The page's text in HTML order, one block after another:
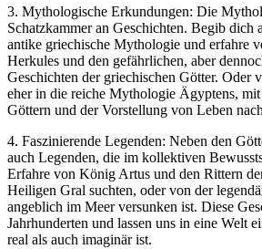
3. Mythologische Erkundungen: Die
Schatzkammer an Geschichten. Begib dich
antike griechische Mythologie und erfahre
Herkules und den gefährlichen, aber
Geschichten der griechischen Götter. Oder
eher in die reiche Mythologie Ägyptens, mit
Göttern und der Vorstellung von Leben
4. Faszinierende Legenden: Neben den
auch Legenden, die im kollektiven
Erfahre von König Artus und den Rittern
Heiligen Gral suchten, oder von der
angeblich im Meer versunken ist. Diese
Jahrhunderten und lassen uns in eine Welt
real als auch imaginär ist.